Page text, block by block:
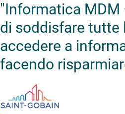
"Informatica
di soddisfare tutte
accedere a
facendo